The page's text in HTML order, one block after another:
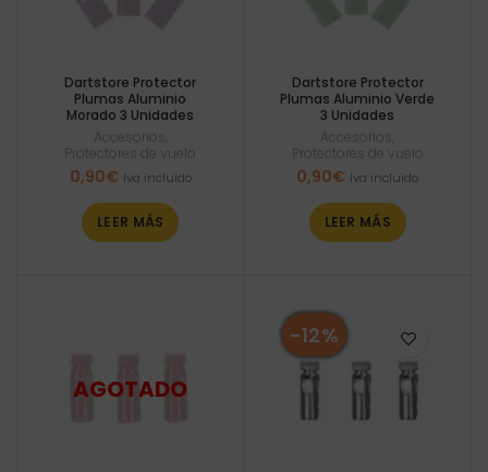
Dartstore Protector
Plumas Aluminio
Morado 3 Unidades
Accesorios
Protectores de vuelo
0,90€ Iva incluido
LEER MÁS
Dartstore Protector
Plumas Aluminio Verde
3 Unidades
Accesorios
Protectores de vuelo
0,90€ Iva incluido
LEER MÁS
-12%